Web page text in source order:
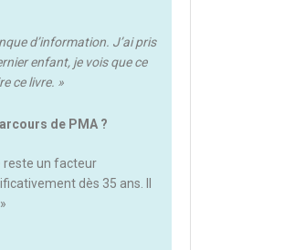
d’information. J’ai pris
enfant, je vois que ce
ce livre. »
de PMA ?
reste un facteur
dès 35 ans. Il